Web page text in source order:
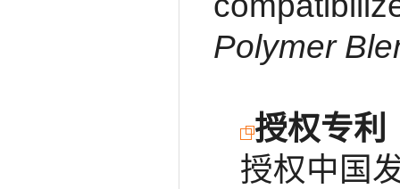
Polymer
授权专利
授权中国